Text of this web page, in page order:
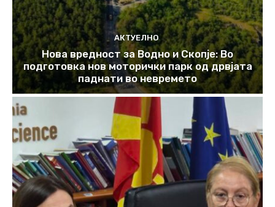
АКТУЕЛНО
Нова вредност за Водно и Скопје: Во
подготовка нов моторички парк од дрвјата
паднати во невремето